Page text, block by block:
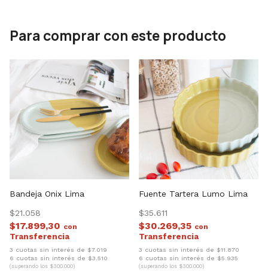
Para comprar con este producto
Bandeja Onix Lima
$21.058
$17.899,30 con
3 cuotas sin interés de $7.019
6 cuotas sin interés de $3.510
(superando los $300.000)
Fuente Tartera Lumo Lima
$35.611
$30.269,35 con
3 cuotas sin interés de $11.870
6 cuotas sin interés de $5.935
(superando los $300.000)